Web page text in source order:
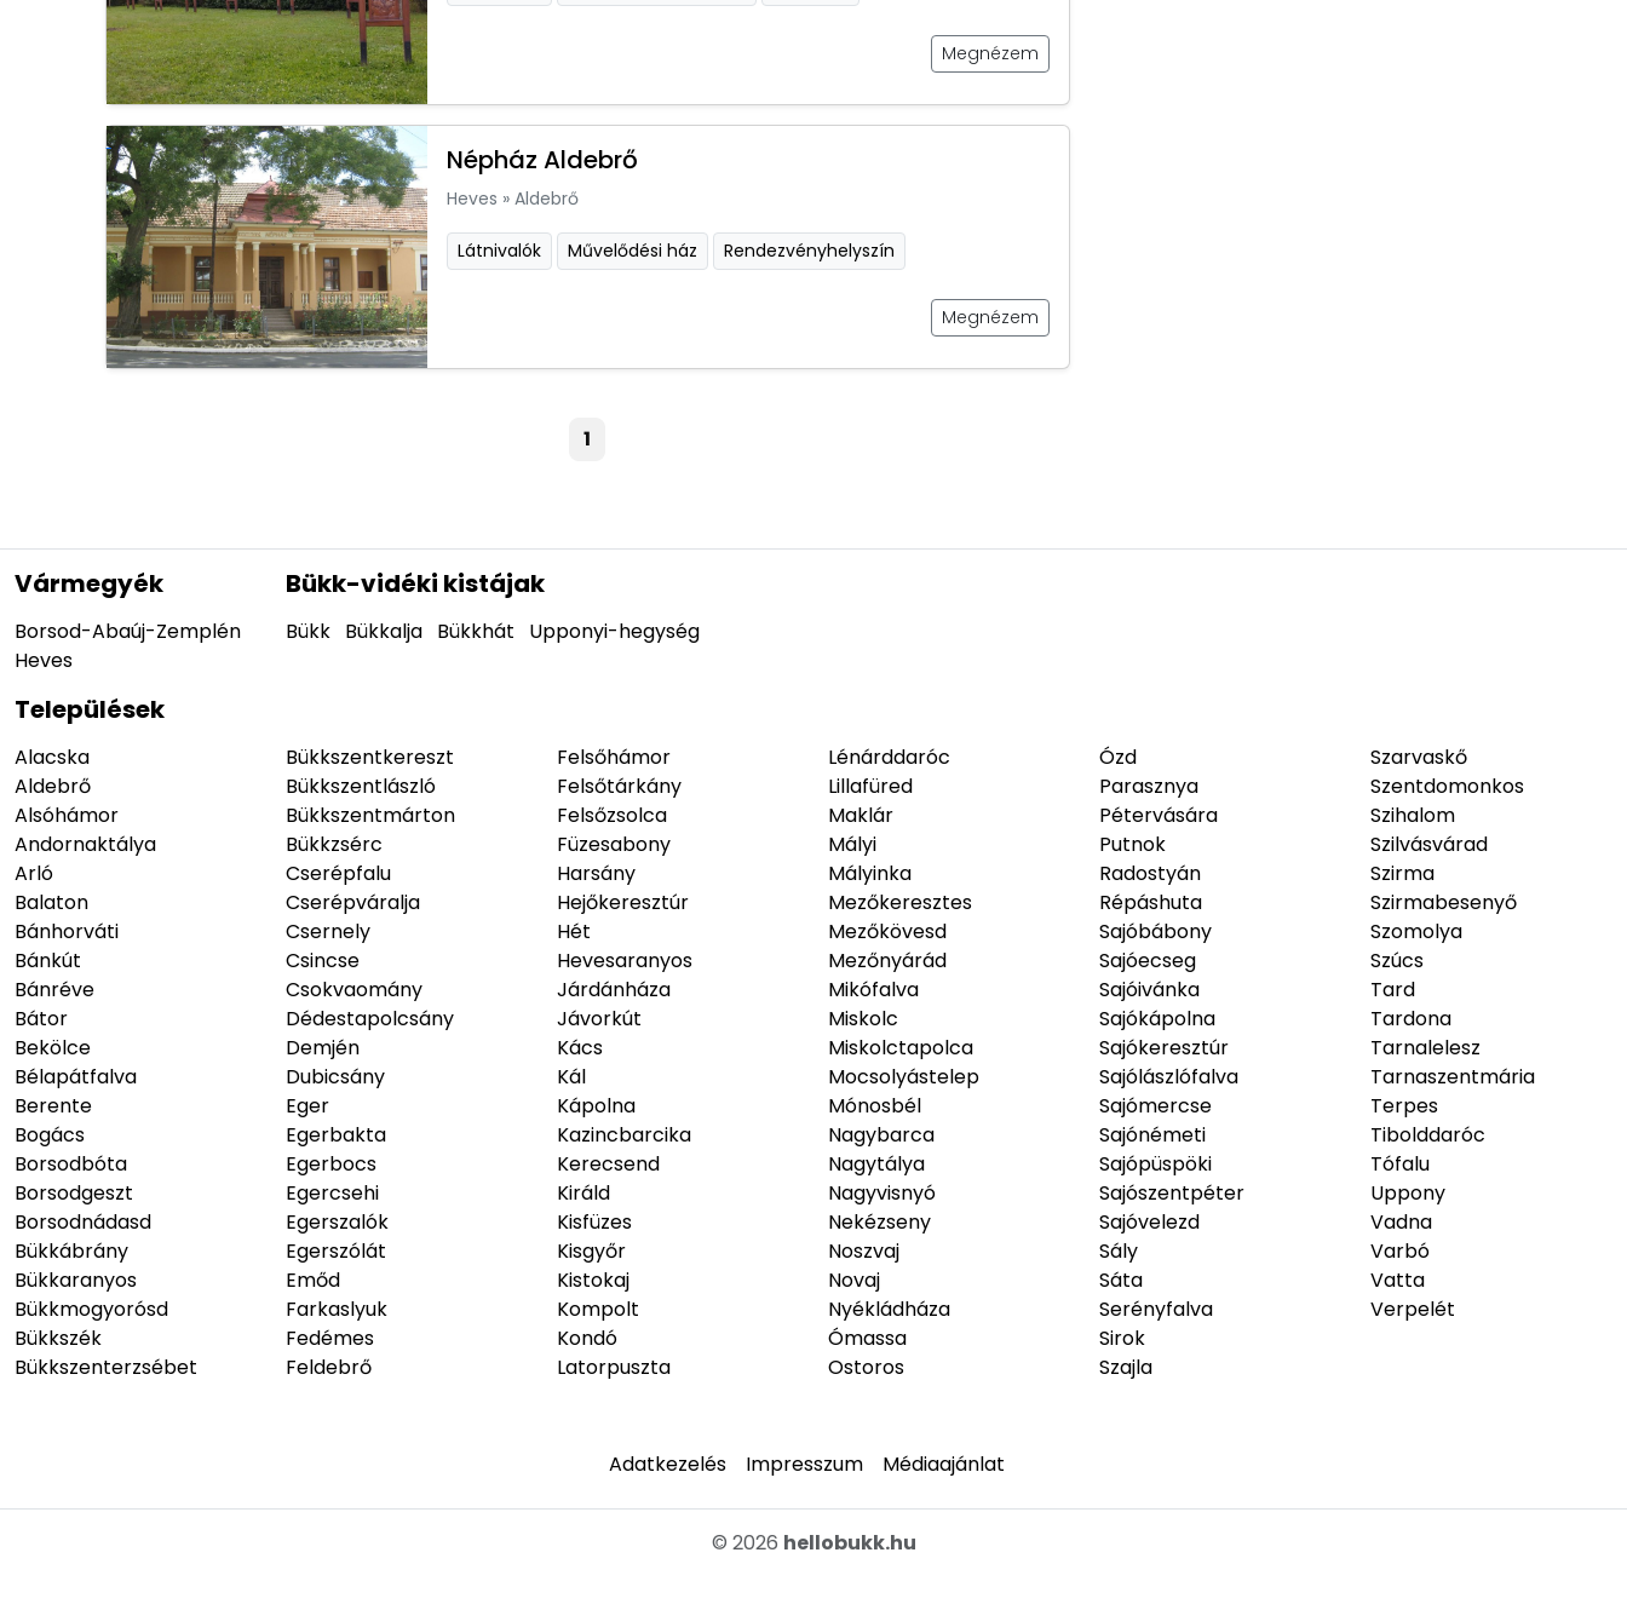
Megnézem
Népház Aldebrő
Heves » Aldebrő
Látnivalók Művelődési ház Rendezvényhelyszín
Megnézem
1
Vármegyék
Borsod-Abaúj-Zemplén
Heves
Bükk-vidéki kistájak
Bükk Bükkalja Bükkhát Upponyi-hegység
Települések
Alacska
Aldebrő
Alsóhámor
Andornaktálya
Arló
Balaton
Bánhorváti
Bánkút
Bánréve
Bátor
Bekölce
Bélapátfalva
Berente
Bogács
Borsodbóta
Borsodgeszt
Borsodnádasd
Bükkábrány
Bükkaranyos
Bükkmogyorósd
Bükkszék
Bükkszenterzsébet
Bükkszentkereszt
Bükkszentlászló
Bükkszentmárton
Bükkzsérc
Cserépfalu
Cserépváralja
Csernely
Csincse
Csokvaomány
Dédestapolcsány
Demjén
Dubicsány
Eger
Egerbakta
Egerbocs
Egercsehi
Egerszalók
Egerszólát
Emőd
Farkaslyuk
Fedémes
Feldebrő
Felsőhámor
Felsőtárkány
Felsőzsolca
Füzesabony
Harsány
Hejőkeresztúr
Hét
Hevesaranyos
Járdánháza
Jávorkút
Kács
Kál
Kápolna
Kazincbarcika
Kerecsend
Királd
Kisfüzes
Kisgyőr
Kistokaj
Kompolt
Kondó
Latorpuszta
Lénárddaróc
Lillafüred
Maklár
Mályi
Mályinka
Mezőkeresztes
Mezőkövesd
Mezőnyárád
Mikófalva
Miskolc
Miskolctapolca
Mocsolyástelep
Mónosbél
Nagybarca
Nagytálya
Nagyvisnyó
Nekézseny
Noszvaj
Novaj
Nyékládháza
Ómassa
Ostoros
Ózd
Parasznya
Pétervására
Putnok
Radostyán
Répáshuta
Sajóbábony
Sajóecseg
Sajóivánka
Sajókápolna
Sajókeresztúr
Sajólászlófalva
Sajómercse
Sajónémeti
Sajópüspöki
Sajószentpéter
Sajóvelezd
Sály
Sáta
Serényfalva
Sirok
Szajla
Szarvaskő
Szentdomonkos
Szihalom
Szilvásvárad
Szirma
Szirmabesenyő
Szomolya
Szúcs
Tard
Tardona
Tarnalelesz
Tarnaszentmária
Terpes
Tibolddaróc
Tófalu
Uppony
Vadna
Varbó
Vatta
Verpelét
Adatkezelés Impresszum Médiaajánlat
© 2026 hellobukk.hu